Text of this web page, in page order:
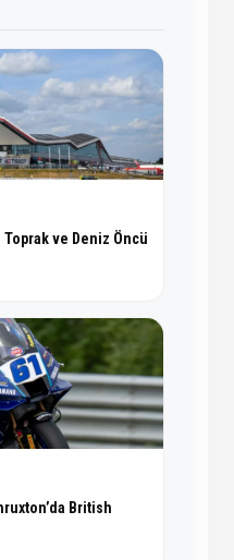
Toprak ve Deniz Öncü
British